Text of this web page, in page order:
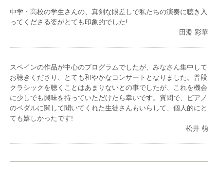
中学・高校の学生さんの、真剣な眼差しで私たちの演奏に聴き入
ってくださる姿がとても印象的でした!
田淵 彩華
スペインの作品が中心のプログラムでしたが、みなさん集中して
お聴きくださり、とても和やかなコンサートとなりました。普段
クラシックを聴くことはあまりないとの事でしたが、これを機会
に少しでも興味を持っていただけたら幸いです。質問で、ピアノ
のペダルに関して聞いてくれた生徒さんもいらして、個人的にと
ても嬉しかったです!
松井 萌